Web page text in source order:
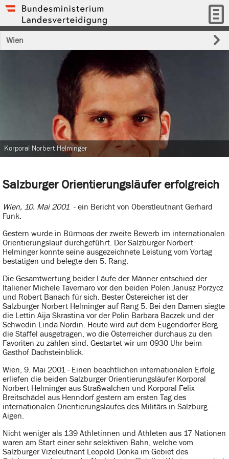
Wien
Salzburger Orientierungsläufer erfolgreich
Wien, 10. Mai 2001 - ein Bericht von Oberstleutnant Gerhard
Funk.
Gestern wurde in Bürmoos der zweite Bewerb im internationalen
Orientierungslauf durchgeführt. Der Salzburger Norbert
Helminger konnte seine ausgezeichnete Leistung vom Vortag
bestätigen und belegte den 5. Rang.
Die Gesamtwertung beider Läufe der Männer entschied der
Italiener Michele Tavernaro vor den beiden Polen Janusz Porzycz
und Robert Banach für sich. Bester Östereicher ist der
Salzburger Norbert Helminger auf Rang 5. Bei den Damen siegte
die Lettin Aija Skrastina vor der Polin Barbara Baczek und der
Schwedin Linda Nordin. Heute wird auf dem Eugendorfer Berg
die Staffel ausgetragen, wo die Österreicher durchaus zu den
Favoriten zu zählen sind. Gestartet wir um 0930 Uhr beim
Gasthof Dachsteinblick.
Wien, 9. Mai 2001 - Einen beachtlichen internationalen Erfolg
erliefen die beiden Salzburger Orientierungsläufer Korporal
Norbert Helminger aus Straßwalchen und Korporal Felix
Breitschädel aus Henndorf gestern am ersten Tag des
internationalen Orientierungslaufes des Militärs in Salzburg -
Aigen.
Nicht weniger als 139 Athletinnen und Athleten aus 17 Nationen
waren am Start einer sehr selektiven Bahn, welche vom
Salzburger Vizeleutnant Leopold Donka im Gebiet des
Korporal Norbert Helminger